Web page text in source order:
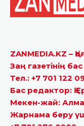
ZANMEDIA.KZ –
Заң газетінің
Тел.: +7 701 122
Бас редактор:
Мекен-жай:
Жарнама беру